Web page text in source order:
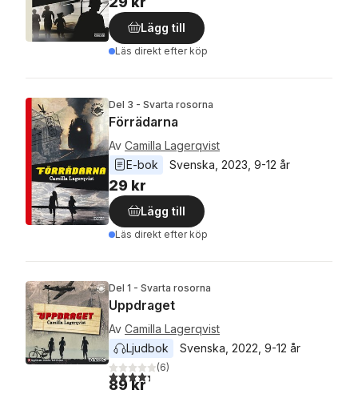
Lägg till
Läs direkt efter köp
Del 3 - Svarta rosorna
Förrädarna
Av Camilla Lagerqvist
E-bok
Svenska 2023 9-12 år
29 kr
Lägg till
Läs direkt efter köp
Del 1 - Svarta rosorna
Uppdraget
Av Camilla Lagerqvist
Ljudbok
Svenska 2022 9-12 år
4,3utav 5 stjärnor. Totalt antal röster:
(6)
89 kr